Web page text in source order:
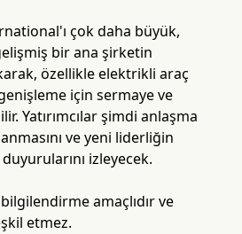
çok daha büyük,
bir ana şirketin
özellikle elektrikli araç
için sermaye ve
Yatırımcılar şimdi anlaşma
ve yeni liderliğin
izleyecek.
amaçlıdır ve
etmez.